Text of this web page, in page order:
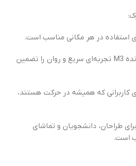
2. عملکرد بی‌نظیر: پردازنده M3 تجربه‌ای سریع و روان را تضمین
کاربرانی که همیشه در حرکت هستند،
طراحان، دانشجویان و تماشای
است.